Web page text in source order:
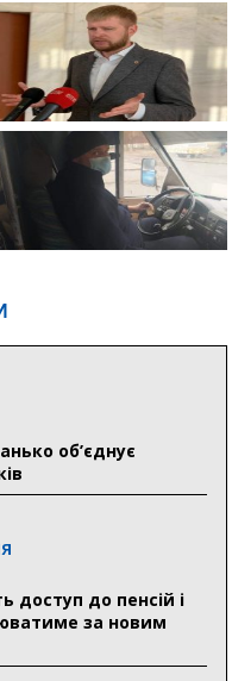
об’єднує
доступ до пенсій і
за новим